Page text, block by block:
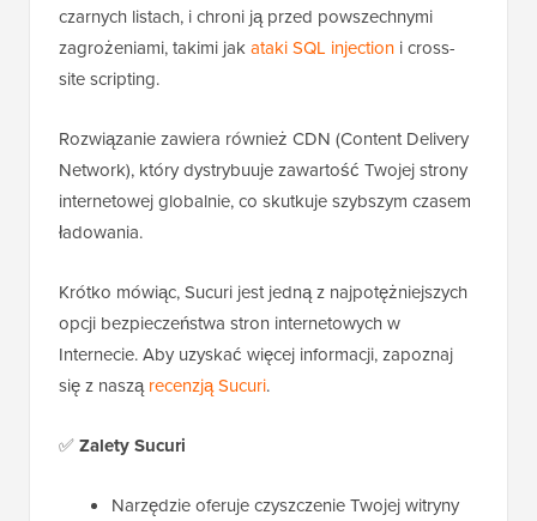
czarnych listach, i chroni ją przed powszechnymi
zagrożeniami, takimi jakataki SQL injection i cross-
site scripting.
Rozwiązanie zawiera również CDN (Content Delivery
Network), który dystrybuuje zawartość Twojej strony
internetowej globalnie, co skutkuje szybszym czasem
ładowania.
Krótko mówiąc, Sucuri jest jedną z najpotężniejszych
opcji bezpieczeństwa stron internetowych w
Internecie. Aby uzyskać więcej informacji, zapoznaj
się z nasząrecenzją Sucuri.
✅Zalety Sucuri
Narzędzie oferuje czyszczenie Twojej witryny